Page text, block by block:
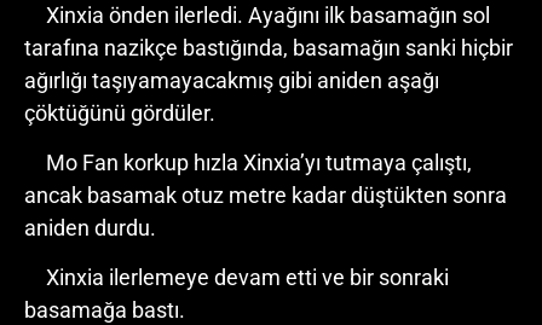
Xinxia önden ilerledi. Ayağını ilk basamağın sol
tarafına nazikçe bastığında, basamağın sanki hiçbir
ağırlığı taşıyamayacakmış gibi aniden aşağı
çöktüğünü gördüler.
Mo Fan korkup hızla Xinxia’yı tutmaya çalıştı,
ancak basamak otuz metre kadar düştükten sonra
aniden durdu.
Xinxia ilerlemeye devam etti ve bir sonraki
basamağa bastı.